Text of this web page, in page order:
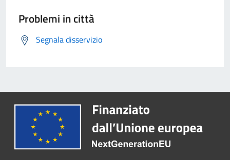
Problemi in città
Segnala disservizio